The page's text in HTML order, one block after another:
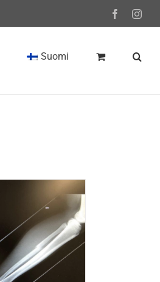
Facebook
Suomi